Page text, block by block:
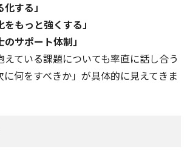
する」
もっと強くする」
サポート体制」
えている課題についても率直に話し合う
に何をすべきか」が具体的に見えてきま